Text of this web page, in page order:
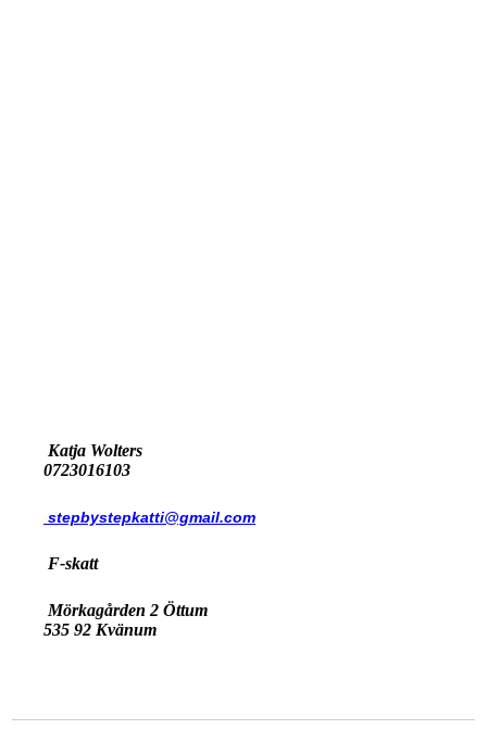
Katja Wolters
0723016103
stepbystepkatti@gmail.com
F-skatt
Mörkagården 2 Öttum
535 92 Kvänum